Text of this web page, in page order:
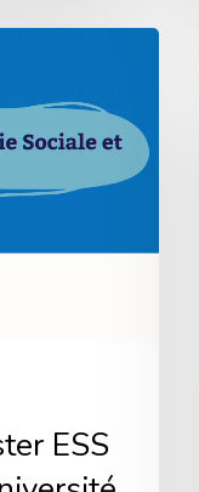
ESS